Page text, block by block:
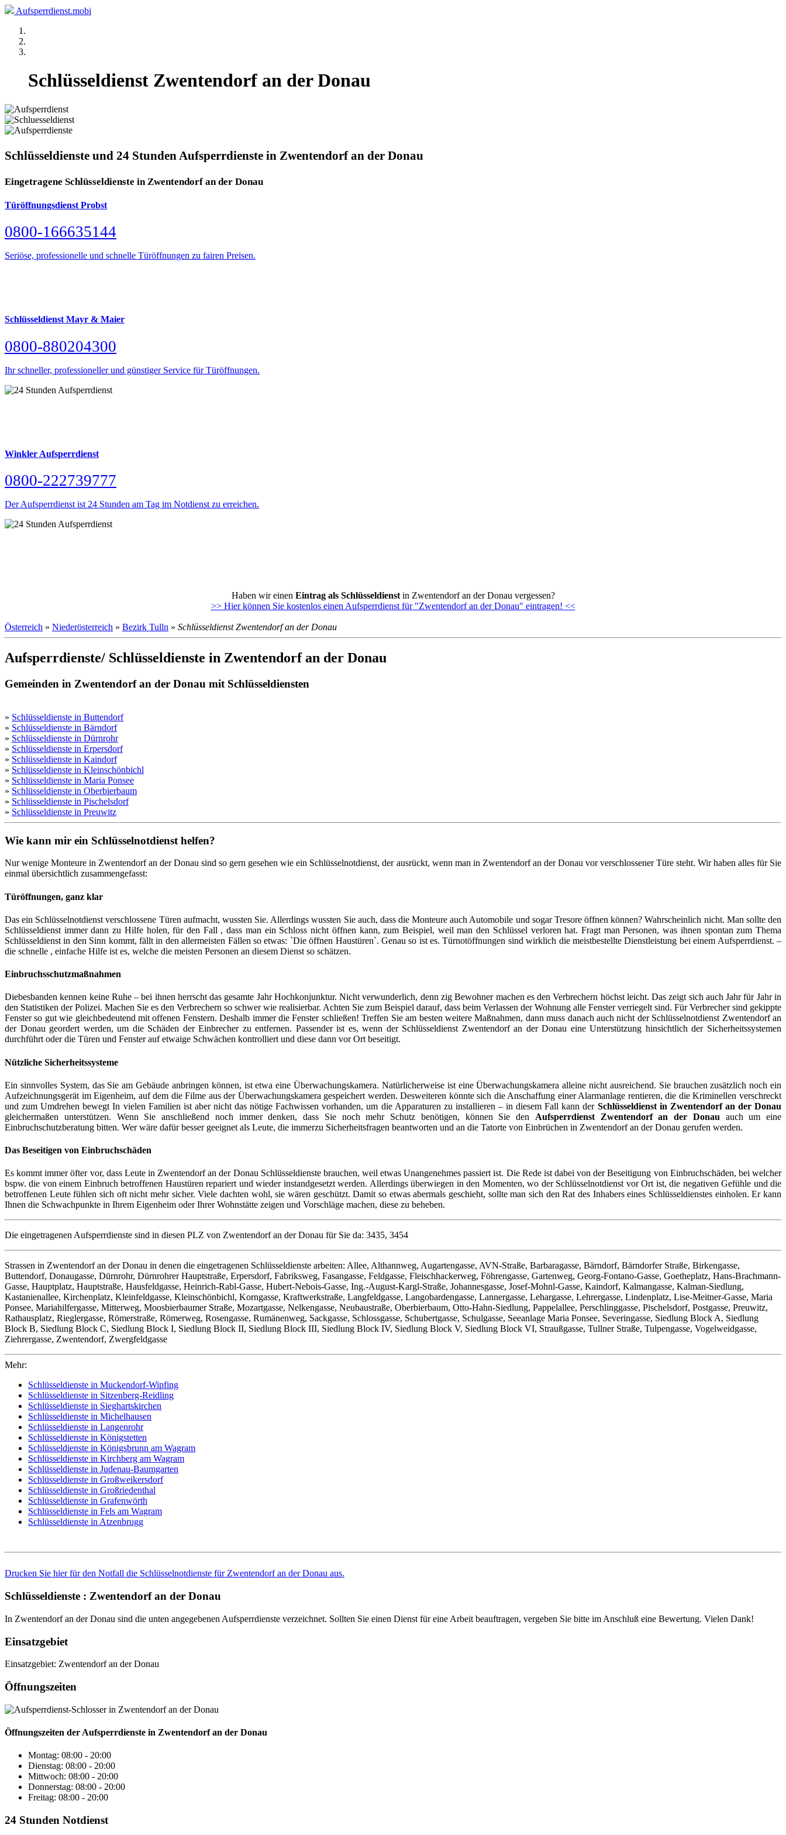
Aufsperrdienst.mobi
Schlüsseldienst Zwentendorf an der Donau
Schlüsseldienste und 24 Stunden Aufsperrdienste in Zwentendorf an der Donau
Eingetragene Schlüsseldienste in Zwentendorf an der Donau
Türöffnungsdienst Probst
0800-166635144
Seriöse, professionelle und schnelle Türöffnungen zu fairen Preisen.
Schlüsseldienst Mayr & Maier
0800-880204300
Ihr schneller, professioneller und günstiger Service für Türöffnungen.
Winkler Aufsperrdienst
0800-222739777
Der Aufsperrdienst ist 24 Stunden am Tag im Notdienst zu erreichen.
Haben wir einen Eintrag als Schlüsseldienstin Zwentendorf an der Donau vergessen?
>> Hier können Sie kostenlos einen Aufsperrdienst für "Zwentendorf an der Donau" eintragen! <<
Österreich » Niederösterreich » Bezirk Tulln » Schlüsseldienst Zwentendorf an der Donau
Aufsperrdienste/ Schlüsseldienste in Zwentendorf an der Donau
Gemeinden in Zwentendorf an der Donau mit Schlüsseldiensten
» Schlüsseldienste in Buttendorf
» Schlüsseldienste in Bärndorf
» Schlüsseldienste in Dürnrohr
» Schlüsseldienste in Erpersdorf
» Schlüsseldienste in Kaindorf
» Schlüsseldienste in Kleinschönbichl
» Schlüsseldienste in Maria Ponsee
» Schlüsseldienste in Oberbierbaum
» Schlüsseldienste in Pischelsdorf
» Schlüsseldienste in Preuwitz
Wie kann mir ein Schlüsselnotdienst helfen?
Nur wenige Monteure in Zwentendorf an der Donau sind so gern gesehen wie ein Schlüsselnotdienst, der ausrückt, wenn man in Zwentendorf an der Donau vor verschlossener Türe steht. Wir haben alles für Sie
einmal übersichtlich zusammengefasst:
Türöffnungen, ganz klar
Das ein Schlüsselnotdienst verschlossene Türen aufmacht, wussten Sie. Allerdings wussten Sie auch, dass die Monteure auch Automobile und sogar Tresore öffnen können? Wahrscheinlich nicht. Man sollte den
Schlüsseldienst immer dann zu Hilfe holen, für den Fall , dass man ein Schloss nicht öffnen kann, zum Beispiel, weil man den Schlüssel verloren hat. Fragt man Personen, was ihnen spontan zum Thema
Schlüsseldienst in den Sinn kommt, fällt in den allermeisten Fällen so etwas: `Die öffnen Haustüren`. Genau so ist es. Türnotöffnungen sind wirklich die meistbestellte Dienstleistung bei einem Aufsperrdienst. –
die schnelle , einfache Hilfe ist es, welche die meisten Personen an diesem Dienst so schätzen.
Einbruchsschutzmaßnahmen
Diebesbanden kennen keine Ruhe – bei ihnen herrscht das gesamte Jahr Hochkonjunktur. Nicht verwunderlich, denn zig Bewohner machen es den Verbrechern höchst leicht. Das zeigt sich auch Jahr für Jahr in
den Statistiken der Polizei. Machen Sie es den Verbrechern so schwer wie realisierbar. Achten Sie zum Beispiel darauf, dass beim Verlassen der Wohnung alle Fenster verriegelt sind. Für Verbrecher sind gekippte
Fenster so gut wie gleichbedeutend mit offenen Fenstern. Deshalb immer die Fenster schließen! Treffen Sie am besten weitere Maßnahmen, dann muss danach auch nicht der Schlüsselnotdienst Zwentendorf an
der Donau geordert werden, um die Schäden der Einbrecher zu entfernen. Passender ist es, wenn der Schlüsseldienst Zwentendorf an der Donau eine Unterstützung hinsichtlich der Sicherheitssystemen
durchführt oder die Türen und Fenster auf etwaige Schwächen kontrolliert und diese dann vor Ort beseitigt.
Nützliche Sicherheitssysteme
Ein sinnvolles System, das Sie am Gebäude anbringen können, ist etwa eine Überwachungskamera. Natürlicherweise ist eine Überwachungskamera alleine nicht ausreichend. Sie brauchen zusätzlich noch ein
Aufzeichnungsgerät im Eigenheim, auf dem die Filme aus der Überwachungskamera gespeichert werden. Desweiteren könnte sich die Anschaffung einer Alarmanlage rentieren, die die Kriminellen verschreckt
und zum Umdrehen bewegt In vielen Familien ist aber nicht das nötige Fachwissen vorhanden, um die Apparaturen zu installieren – in diesem Fall kann der Schlüsseldienst in Zwentendorf an der Donau
gleichermaßen unterstützen. Wenn Sie anschließend noch immer denken, dass Sie noch mehr Schutz benötigen, können Sie den Aufsperrdienst Zwentendorf an der Donau auch um eine
Einbruchschutzberatung bitten. Wer wäre dafür besser geeignet als Leute, die immerzu Sicherheitsfragen beantworten und an die Tatorte von Einbrüchen in Zwentendorf an der Donau gerufen werden.
Das Beseitigen von Einbruchschäden
Es kommt immer öfter vor, dass Leute in Zwentendorf an der Donau Schlüsseldienste brauchen, weil etwas Unangenehmes passiert ist. Die Rede ist dabei von der Beseitigung von Einbruchschäden, bei welcher
bspw. die von einem Einbruch betroffenen Haustüren repariert und wieder instandgesetzt werden. Allerdings überwiegen in den Momenten, wo der Schlüsselnotdienst vor Ort ist, die negativen Gefühle und die
betroffenen Leute fühlen sich oft nicht mehr sicher. Viele dachten wohl, sie wären geschützt. Damit so etwas abermals geschieht, sollte man sich den Rat des Inhabers eines Schlüsseldienstes einholen. Er kann
Ihnen die Schwachpunkte in Ihrem Eigenheim oder Ihrer Wohnstätte zeigen und Vorschläge machen, diese zu beheben.
Die eingetragenen Aufsperrdienste sind in diesen PLZ von Zwentendorf an der Donau für Sie da: 3435, 3454
Strassen in Zwentendorf an der Donau in denen die eingetragenen Schlüsseldienste arbeiten: Allee, Althannweg, Augartengasse, AVN-Straße, Barbaragasse, Bärndorf, Bärndorfer Straße, Birkengasse,
Buttendorf, Donaugasse, Dürnrohr, Dürnrohrer Hauptstraße, Erpersdorf, Fabriksweg, Fasangasse, Feldgasse, Fleischhackerweg, Föhrengasse, Gartenweg, Georg-Fontano-Gasse, Goetheplatz, Hans-Brachmann-
Gasse, Hauptplatz, Hauptstraße, Hausfeldgasse, Heinrich-Rabl-Gasse, Hubert-Nebois-Gasse, Ing.-August-Kargl-Straße, Johannesgasse, Josef-Mohnl-Gasse, Kaindorf, Kalmangasse, Kalman-Siedlung,
Kastanienallee, Kirchenplatz, Kleinfeldgasse, Kleinschönbichl, Korngasse, Kraftwerkstraße, Langfeldgasse, Langobardengasse, Lannergasse, Lehargasse, Lehrergasse, Lindenplatz, Lise-Meitner-Gasse, Maria
Ponsee, Mariahilfergasse, Mitterweg, Moosbierbaumer Straße, Mozartgasse, Nelkengasse, Neubaustraße, Oberbierbaum, Otto-Hahn-Siedlung, Pappelallee, Perschlinggasse, Pischelsdorf, Postgasse, Preuwitz,
Rathausplatz, Rieglergasse, Römerstraße, Römerweg, Rosengasse, Rumänenweg, Sackgasse, Schlossgasse, Schubertgasse, Schulgasse, Seeanlage Maria Ponsee, Severingasse, Siedlung Block A, Siedlung
Block B, Siedlung Block C, Siedlung Block I, Siedlung Block II, Siedlung Block III, Siedlung Block IV, Siedlung Block V, Siedlung Block VI, Straußgasse, Tullner Straße, Tulpengasse, Vogelweidgasse,
Ziehrergasse, Zwentendorf, Zwergfeldgasse
Mehr:
Schlüsseldienste in Muckendorf-Wipfing
Schlüsseldienste in Sitzenberg-Reidling
Schlüsseldienste in Sieghartskirchen
Schlüsseldienste in Michelhausen
Schlüsseldienste in Langenrohr
Schlüsseldienste in Königstetten
Schlüsseldienste in Königsbrunn am Wagram
Schlüsseldienste in Kirchberg am Wagram
Schlüsseldienste in Judenau-Baumgarten
Schlüsseldienste in Großweikersdorf
Schlüsseldienste in Großriedenthal
Schlüsseldienste in Grafenwörth
Schlüsseldienste in Fels am Wagram
Schlüsseldienste in Atzenbrugg
Drucken Sie hier für den Notfall die Schlüsselnotdienste für Zwentendorf an der Donau aus.
Schlüsseldienste : Zwentendorf an der Donau
In Zwentendorf an der Donau sind die unten angegebenen Aufsperrdienste verzeichnet. Sollten Sie einen Dienst für eine Arbeit beauftragen, vergeben Sie bitte im Anschluß eine Bewertung. Vielen Dank!
Einsatzgebiet
Einsatzgebiet: Zwentendorf an der Donau
Öffnungszeiten
Öffnungszeiten der Aufsperrdienste in Zwentendorf an der Donau
Montag: 08:00 - 20:00
Dienstag: 08:00 - 20:00
Mittwoch: 08:00 - 20:00
Donnerstag: 08:00 - 20:00
Freitag: 08:00 - 20:00
24 Stunden Notdienst